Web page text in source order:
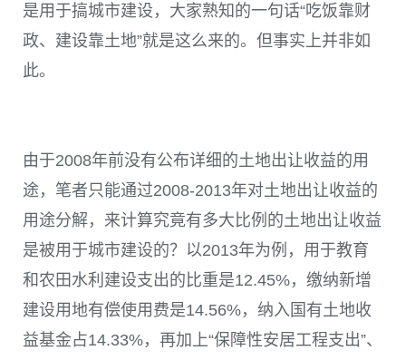
是用于搞城市建设，大家熟知的一句话“吃饭靠财
政、建设靠土地”就是这么来的。但事实上并非如
此。
由于2008年前没有公布详细的土地出让收益的用
途，笔者只能通过2008-2013年对土地出让收益的
用途分解，来计算究竟有多大比例的土地出让收益
是被用于城市建设的？以2013年为例，用于教育
和农田水利建设支出的比重是12.45%，缴纳新增
建设用地有偿使用费是14.56%，纳入国有土地收
益基金占14.33%，再加上“保障性安居工程支出”、